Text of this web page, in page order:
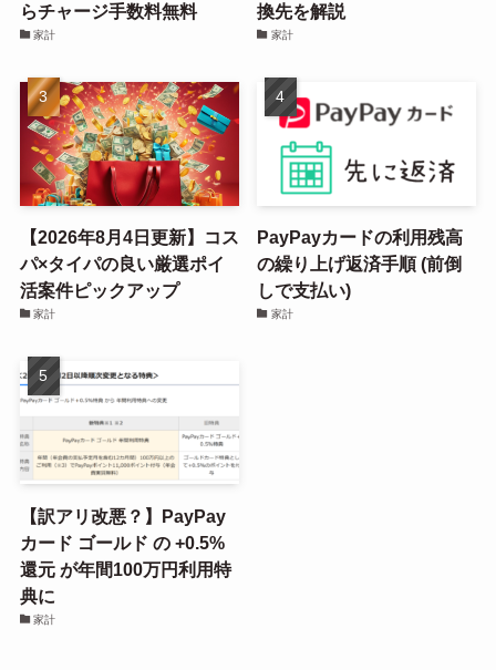
らチャージ手数料無料
家計
換先を解説
家計
【2026年8月4日更新】コス
パ×タイパの良い厳選ポイ
活案件ピックアップ
家計
PayPayカードの利用残高
の繰り上げ返済手順 (前倒
しで支払い)
家計
【訳アリ改悪？】PayPay
カード ゴールド の +0.5%
還元 が年間100万円利用特
典に
家計